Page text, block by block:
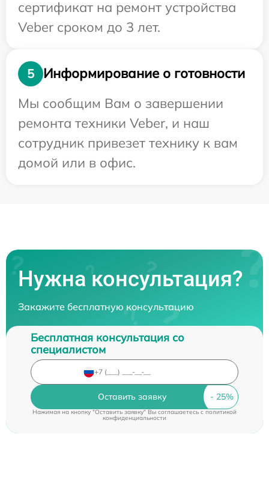
сертификат на ремонт устройства
Veber сроком до 3 лет.
5
Информирование о готовности
Мы сообщим Вам о завершении
ремонта техники Veber, и наш
сотрудник привезет технику к вам
домой или в офис.
Нужна консультация?
Закажите бесплатную консультацию
Бесплатная консультация со
специалистом
Оставить заявку
Нажимая на кнопку "Оставить заявку" Вы соглашаетесь cполитикой
конфиденциальности